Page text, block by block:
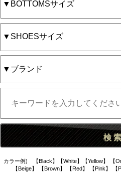
カラー例) 【Black】【White】【Yellow】 【
【Beige】 【Brown】 【Red】 【Pink】